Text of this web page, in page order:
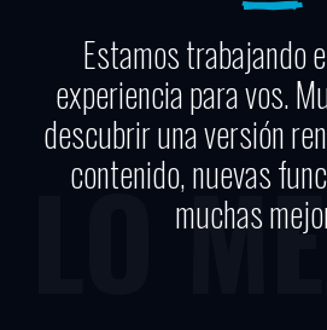
Estamos trabajando
experiencia para vos.
descubrir una versión
contenido, nuevas
muchas
LO